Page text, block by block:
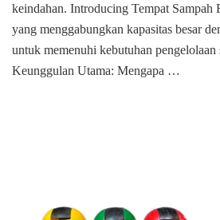
keindahan. Introducing Tempat Sampah
yang menggabungkan kapasitas besar
untuk memenuhi kebutuhan pengelolaan
Keunggulan Utama: Mengapa …